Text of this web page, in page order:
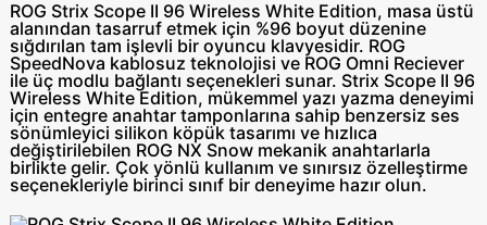
ROG Strix Scope II 96 Wireless White Edition, masa üstü
alanından tasarruf etmek için %96 boyut düzenine
sığdırılan tam işlevli bir oyuncu klavyesidir. ROG
SpeedNova kablosuz teknolojisi ve ROG Omni Reciever
ile üç modlu bağlantı seçenekleri sunar. Strix Scope II 96
Wireless White Edition, mükemmel yazı yazma deneyimi
için entegre anahtar tamponlarına sahip benzersiz ses
sönümleyici silikon köpük tasarımı ve hızlıca
değiştirilebilen ROG NX Snow mekanik anahtarlarla
birlikte gelir. Çok yönlü kullanım ve sınırsız özelleştirme
seçenekleriyle birinci sınıf bir deneyime hazır olun.